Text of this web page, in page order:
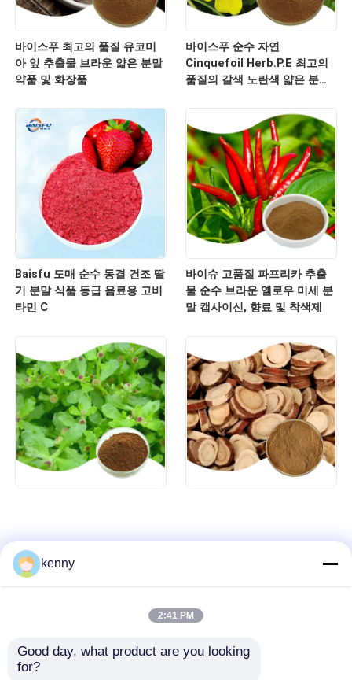
바이스푸 최고의 품질 유코미
아 잎 추출물 브라운 얇은 분말
약품 및 화장품
바이스푸 순수 자연
Cinquefoil Herb.P.E 최고의
품질의 갈색 노란색 얇은 분말
Baisfu 도매 순수 동결 건조 딸
기 분말 식품 등급 음료용 고비
타민 C
바이슈 고품질 파프리카 추출
물 순수 브라운 옐로우 미세 분
말 캡사이신, 향료 및 착색제
kenny
2:41 PM
Good day, what product are you looking
for?